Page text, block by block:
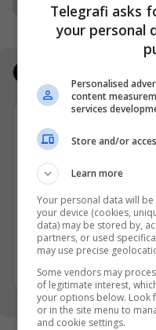
Viva Fresh Store
Arkatar/e
Shërbime te Klientëve
Lipjan
Telegrafi asks
your personal
Personalised
content
services
Store and/or
Learn more
Your personal data will
your device (cookies,
data) may be stored by,
partners, or used
may use precise
Some vendors may
of legitimate interest,
your options below. Look
or in the site menu to
and cookie settings.